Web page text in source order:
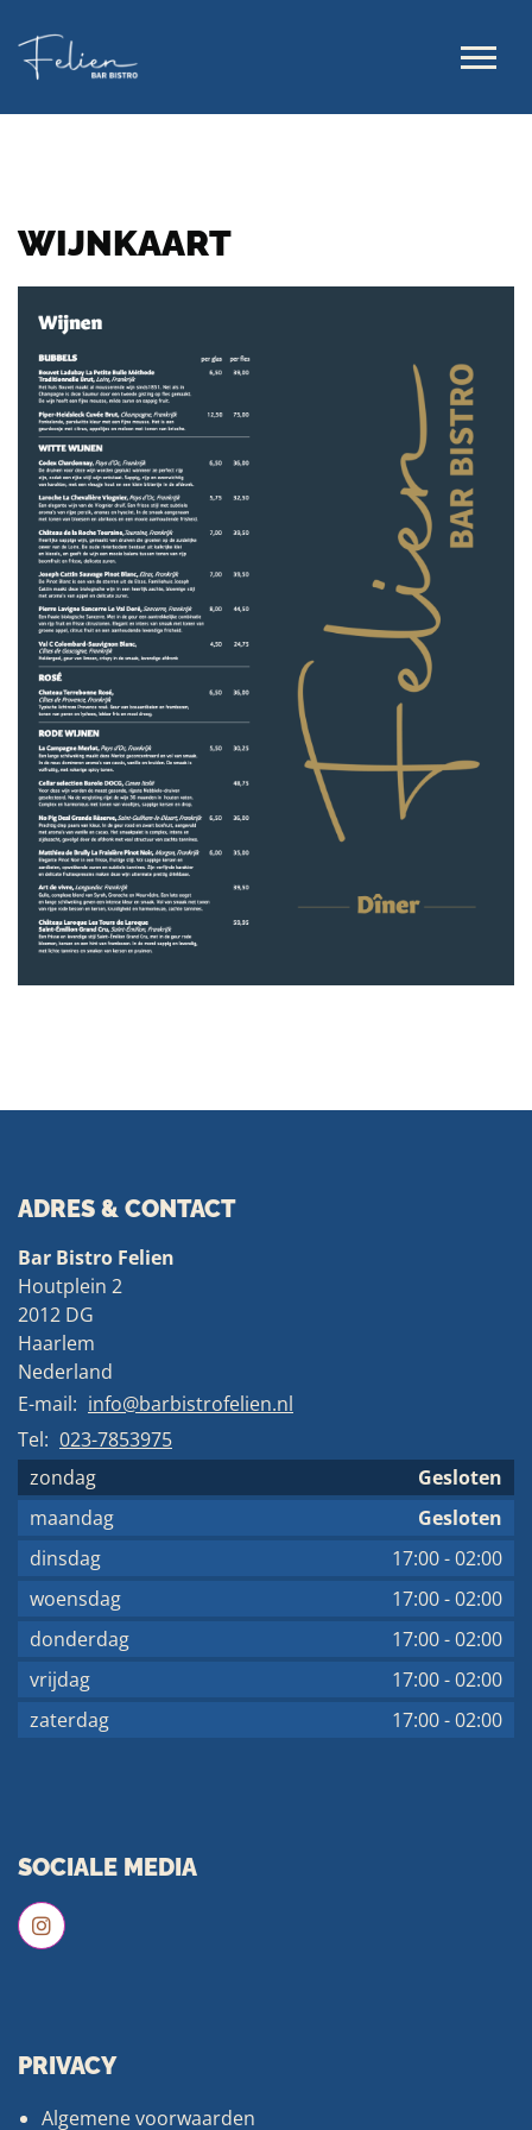
WIJNKAART
ADRES & CONTACT
Bar Bistro Felien
Houtplein 2
2012 DG
Haarlem
Nederland
E-mail: info@barbistrofelien.nl
Tel: 023-7853975
zondag
Gesloten
maandag
Gesloten
dinsdag
17:00-02:00
woensdag
17:00-02:00
donderdag
17:00-02:00
vrijdag
17:00-02:00
zaterdag
17:00-02:00
SOCIALE MEDIA
PRIVACY
Algemene voorwaarden